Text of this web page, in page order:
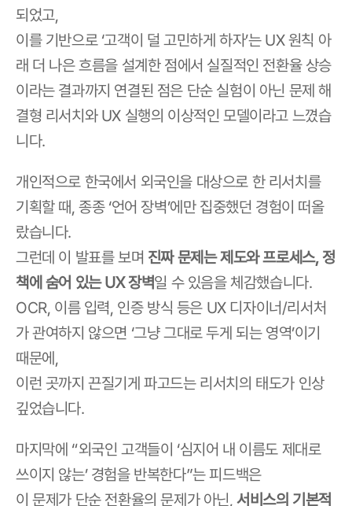
되었고,
이를 기반으로 ‘고객이 덜 고민하게 하자’는 UX 원칙 아
래 더 나은 흐름을 설계한 점에서 실질적인 전환율 상승
이라는 결과까지 연결된 점은 단순 실험이 아닌 문제 해
결형 리서치와 UX 실행의 이상적인 모델이라고 느꼈습
니다.
개인적으로 한국에서 외국인을 대상으로 한 리서치를
기획할 때, 종종 ‘언어 장벽’에만 집중했던 경험이 떠올
랐습니다.
그런데 이 발표를 보며 진짜 문제는 제도와 프로세스, 정
책에 숨어 있는 UX 장벽일 수 있음을 체감했습니다.
OCR, 이름 입력, 인증 방식 등은 UX 디자이너/리서처
가 관여하지 않으면 ‘그냥 그대로 두게 되는 영역’이기
때문에,
이런 곳까지 끈질기게 파고드는 리서치의 태도가 인상
깊었습니다.
마지막에 “외국인 고객들이 ‘심지어 내 이름도 제대로
쓰이지 않는’ 경험을 반복한다”는 피드백은
이 문제가 단순 전환율의 문제가 아닌, 서비스의 기본적